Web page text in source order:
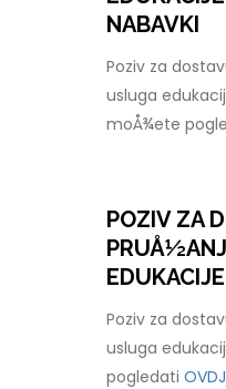
NABAVKI
Poziv za
usluga
moÅ¾ete
POZIV ZA
Poziv za
usluga
pogledati